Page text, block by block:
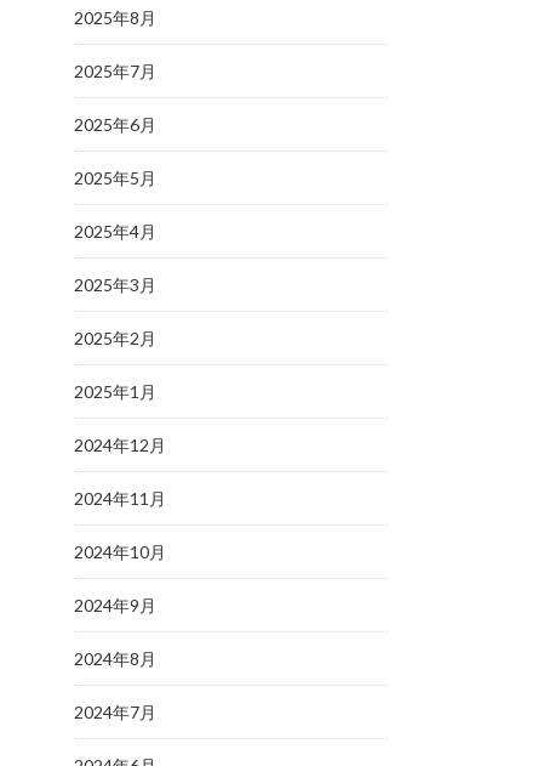
2025年8月
2025年7月
2025年6月
2025年5月
2025年4月
2025年3月
2025年2月
2025年1月
2024年12月
2024年11月
2024年10月
2024年9月
2024年8月
2024年7月